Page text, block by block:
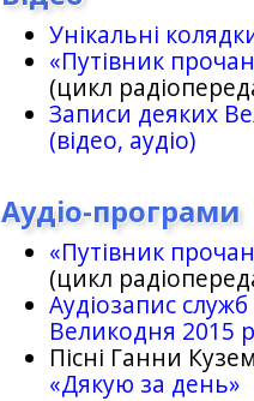
Унікальні
«Путівник
(цикл
Записи деяких
(відео, аудіо)
Аудіо-програми
«Путівник
(цикл
Аудіозапис
Великодня 2015
Пісні Ганни
«Дякую за день»